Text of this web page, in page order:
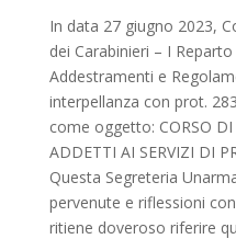
In data 27 giugno 2023,
dei Carabinieri – I
Addestramenti e
interpellanza con prot.
come oggetto: CORSO DI
ADDETTI AI SERVIZI DI
Questa Segreteria
pervenute e riflessioni
ritiene doveroso riferire